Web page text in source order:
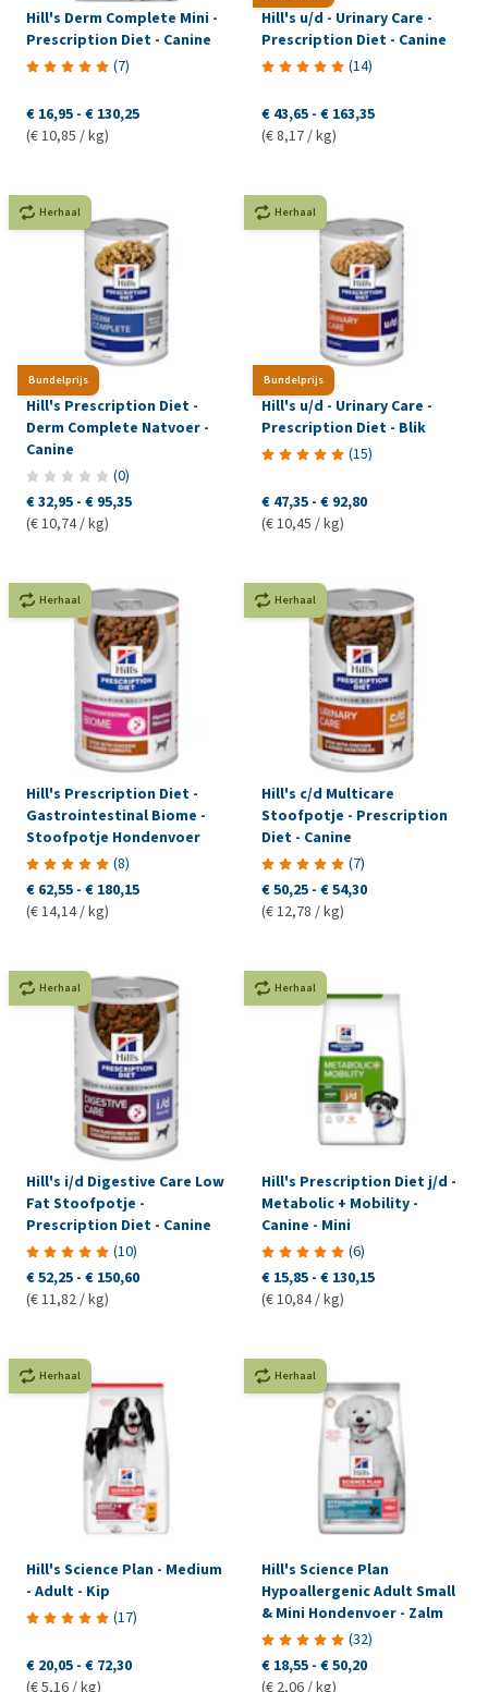
Hill's Derm Complete Mini -
Prescription Diet - Canine
(7)
€ 16,95 - € 130,25
(€ 10,85 / kg)
Hill's u/d - Urinary Care -
Prescription Diet - Canine
(14)
€ 43,65 - € 163,35
(€ 8,17 / kg)
Bundelprijs
Herhaal
Hill's Prescription Diet -
Derm Complete Natvoer -
Canine
(0)
€ 32,95 - € 95,35
(€ 10,74 / kg)
Bundelprijs
Herhaal
Hill's u/d - Urinary Care -
Prescription Diet - Blik
(15)
€ 47,35 - € 92,80
(€ 10,45 / kg)
Herhaal
Hill's Prescription Diet -
Gastrointestinal Biome -
Stoofpotje Hondenvoer
(8)
€ 62,55 - € 180,15
(€ 14,14 / kg)
Herhaal
Hill's c/d Multicare
Stoofpotje - Prescription
Diet - Canine
(7)
€ 50,25 - € 54,30
(€ 12,78 / kg)
Herhaal
Hill's i/d Digestive Care Low
Fat Stoofpotje -
Prescription Diet - Canine
(10)
€ 52,25 - € 150,60
(€ 11,82 / kg)
Herhaal
Hill's Prescription Diet j/d -
Metabolic + Mobility -
Canine - Mini
(6)
€ 15,85 - € 130,15
(€ 10,84 / kg)
Herhaal
Hill's Science Plan - Medium
- Adult - Kip
(17)
€ 20,05 - € 72,30
(€ 5,16 / kg)
Herhaal
Hill's Science Plan
Hypoallergenic Adult Small
& Mini Hondenvoer - Zalm
(32)
€ 18,55 - € 50,20
(€ 2,06 / kg)